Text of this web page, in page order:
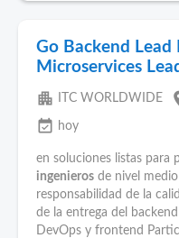
Go Backend
Microservices
apartment ITC WORLDWIDE
event_available hoy
en soluciones listas para
ingenieros de nivel
responsabilidad de la
de la entrega del
DevOps y frontend